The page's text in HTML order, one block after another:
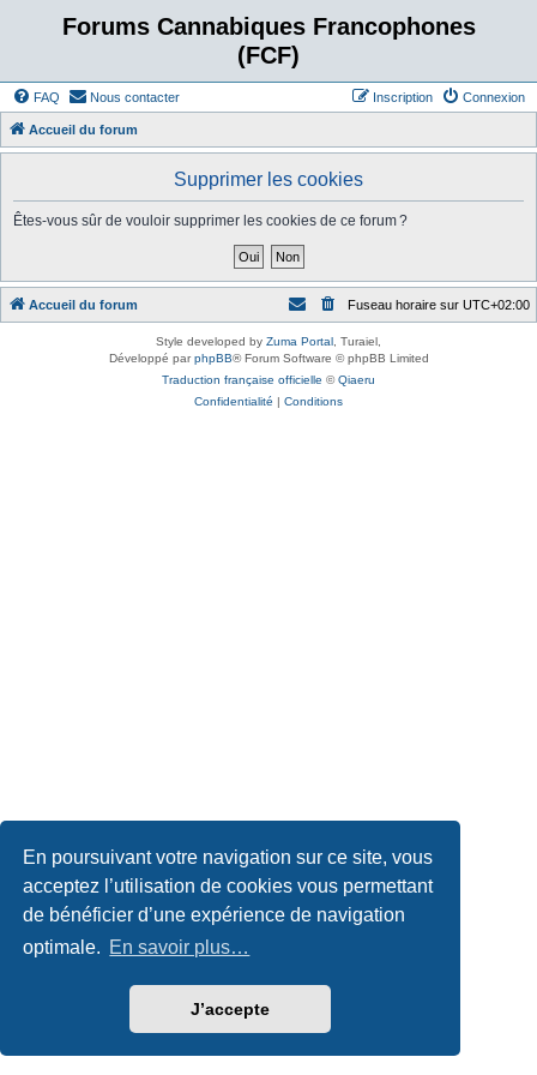
En poursuivant votre navigation sur ce site, vous
acceptez l’utilisation de cookies vous permettant
de bénéficier d’une expérience de navigation
optimale. En savoir plus…
J’accepte
Forums Cannabiques Francophones
(FCF)
FAQ Nous contacter Connexion
Inscription
Accueil du forum
Supprimer les cookies
Êtes-vous sûr de vouloir supprimer les cookies de ce forum ?
Accueil du forum Fuseau horaire sur UTC+02:00
Style developed by Zuma Portal , Turaiel,
Développé parphpBB® Forum Software © phpBB Limited
Traduction française officielle ©Qiaeru
Confidentialité | Conditions